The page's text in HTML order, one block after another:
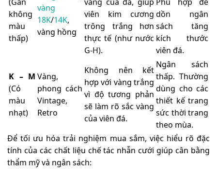
(Gần
không
màu
thấp)
vàng
18K/14K,
vàng hồng
vàng của đá, giúp
viên kim cương
trông trắng hơn
thực tế (như nước
G-H).
Phù hợp để
dồn ngân
sách tăng
kích thước
viên đá.
K – M
(Có
màu
nhạt)
Vàng,
phong cách
Vintage,
Retro
Không nên kết
hợp với vàng trắng
vì độ tương phản
sẽ làm rõ sắc vàng
của viên đá.
Ngân sách
thấp. Thường
dùng cho các
thiết kế trang
sức thời trang
theo mùa.
Để tối ưu hóa trải nghiệm mua sắm, việc hiểu rõ đặc
tính của các chất liệu chế tác nhẫn cưới giúp cân bằng
thẩm mỹ và ngân sách: